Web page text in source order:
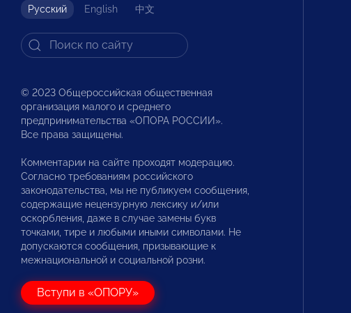
Русский English 中文
© 2023 Общероссийская общественная
организация малого и среднего
предпринимательства «ОПОРА РОССИИ».
Все права защищены.
Комментарии на сайте проходят модерацию.
Согласно требованиям российского
законодательства, мы не публикуем сообщения,
содержащие нецензурную лексику и/или
оскорбления, даже в случае замены букв
точками, тире и любыми иными символами. Не
допускаются сообщения, призывающие к
межнациональной и социальной розни.
Вступи в «ОПОРУ»